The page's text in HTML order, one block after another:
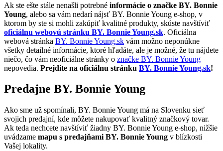
Ak ste ešte stále nenašli potrebné informácie o značke BY. Bonnie
Young, alebo sa vám nedarí nájsť BY. Bonnie Young e-shop, v
ktorom by ste si mohli zakúpiť kvalitné produkty, skúste navštíviť
oficiálnu webovú stránku BY. Bonnie Young.sk. Oficiálna
webová stránka BY. Bonnie Young.sk vám možno neponúkne
všetky detailné informácie, ktoré hľadáte, ale je možné, že tu nájdete
niečo, čo vám neoficiálne stránky o značke BY. Bonnie Young
nepovedia. Prejdite na oficiálnu stránku BY. Bonnie Young.sk!
Predajne BY. Bonnie Young
Ako sme už spomínali, BY. Bonnie Young má na Slovenku sieť
svojich predajní, kde môžete nakupovať kvalitný značkový tovar.
Ak teda nechcete navštíviť žiadny BY. Bonnie Young e-shop, nižšie
uvádzame mapu s predajňami BY. Bonnie Young v blízkosti
Vašej lokality.